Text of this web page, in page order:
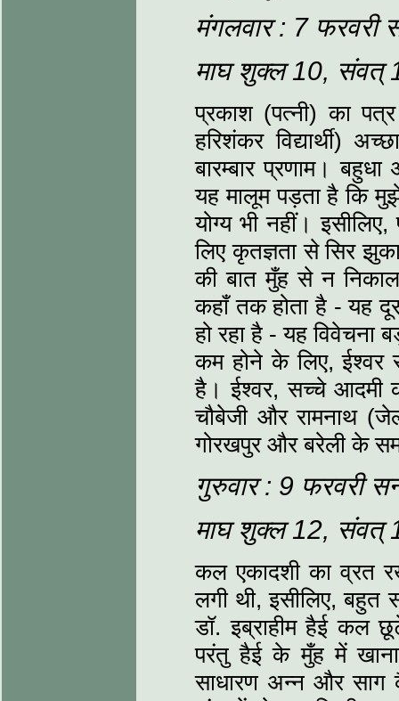
मंगलवार : 7 फरवरी
माघ शुक्‍ल 10, संवत्
प्रकाश (पत्‍नी) का
हरिशंकर विद्यार्थी)
बारम्‍बार प्रणाम।
यह मालूम पड़ता है कि
योग्‍य भी नहीं।
लिए कृतज्ञता से सिर
की बात मुँह से न
कहाँ तक होता है - यह
हो रहा है - यह
कम होने के लिए, ईश्‍वर
है। ईश्‍वर, सच्‍चे आदमी
चौबेजी और रामनाथ
गोरखपुर और बरेली के
गुरुवार : 9 फरवरी
माघ शुक्‍ल 12, संवत्
कल एकादशी का व्रत
लगी थी, इसीलिए, बहुत
डॉ. इब्राहीम हैई कल
परंतु हैई के मुँह में
साधारण अन्‍न और